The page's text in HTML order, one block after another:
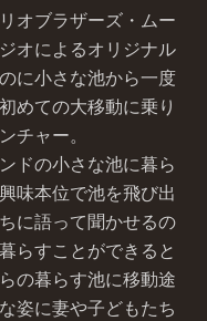
オブラザーズ・ムー
オによるオリジナル
に小さな池から一度
めての大移動に乗り
チャー。
ドの小さな池に暮ら
味本位で池を飛び出
に語って聞かせるの
らすことができると
の暮らす池に移動途
姿に妻や子どもたち